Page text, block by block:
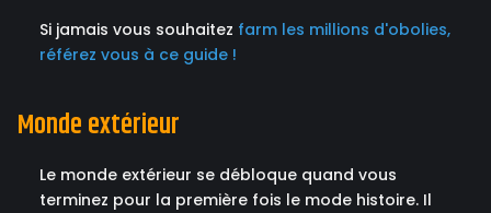
Si jamais vous souhaitez farm les millions d'obolies,
référez vous à ce guide !
Monde extérieur
Le monde extérieur se débloque quand vous
terminez pour la première fois le mode histoire. Il